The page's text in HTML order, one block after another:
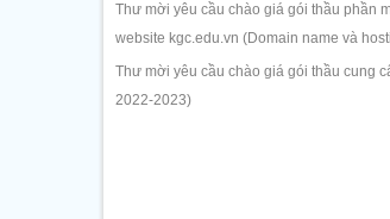
Thư mời yêu cầu chào giá gói thầu phần
website kgc.edu.vn (Domain name và
Thư mời yêu cầu chào giá gói thầu cung
2022-2023)